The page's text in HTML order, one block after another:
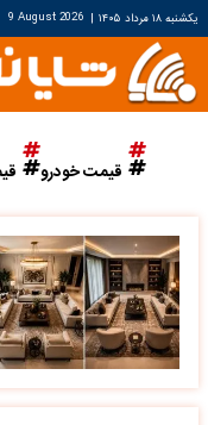
یکشنبه ۱۸ مرداد ۱۴۰۵ |
9 August 2026
قیمت خودرو